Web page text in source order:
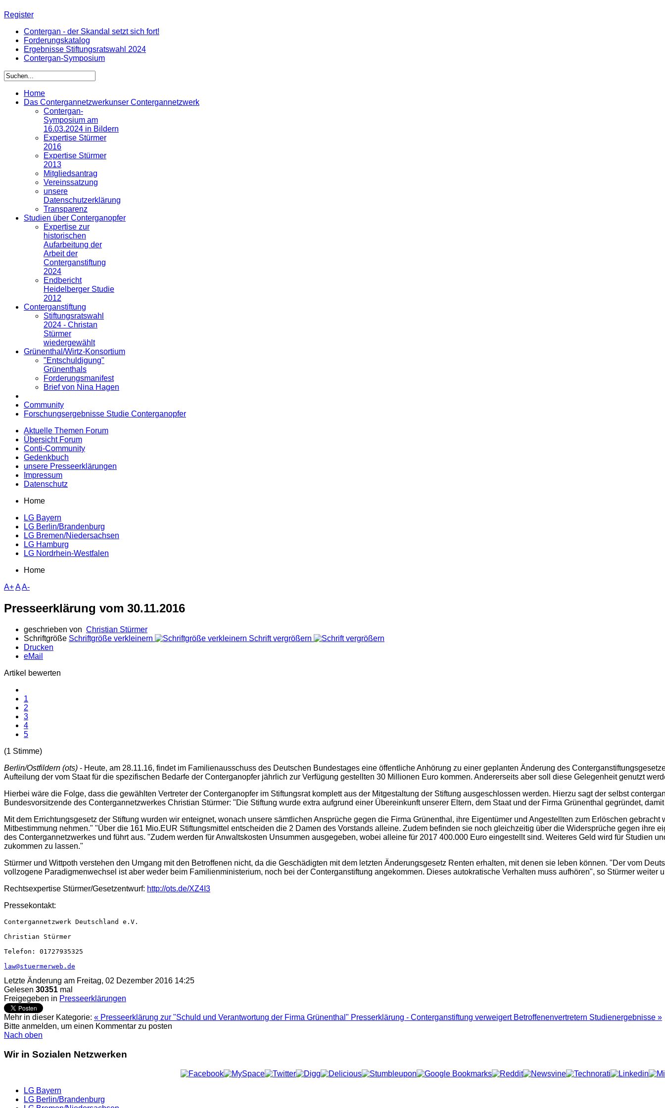
Register
Contergan - der Skandal setzt sich fort!
Forderungskatalog
Ergebnisse Stiftungsratswahl 2024
Contergan-Symposium
Home
Das Contergannetzwerkunser Contergannetzwerk
Contergan-
Symposium am
16.03.2024 in Bildern
Expertise Stürmer
2016
Expertise Stürmer
2013
Mitgliedsantrag
Vereinssatzung
unsere
Datenschutzerklärung
Transparenz
Studien über Conterganopfer
Expertise zur
historischen
Aufarbeitung der
Arbeit der
Conterganstiftung
2024
Endbericht
Heidelberger Studie
2012
Conterganstiftung
Stiftungsratswahl
2024 - Christan
Stürmer
wiedergewählt
Grünenthal/Wirtz-Konsortium
"Entschuldigung"
Grünenthals
Forderungsmanifest
Brief von Nina Hagen
Community
Forschungsergebnisse Studie Conterganopfer
Aktuelle Themen Forum
Übersicht Forum
Conti-Community
Gedenkbuch
unsere Presseerklärungen
Impressum
Datenschutz
Home
LG Bayern
LG Berlin/Brandenburg
LG Bremen/Niedersachsen
LG Hamburg
LG Nordrhein-Westfalen
Home
A+AA-
Presseerklärung vom 30.11.2016
geschrieben von Christian Stürmer
Schriftgröße Schriftgröße verkleinern
Schrift vergrößern
Drucken
eMail
Artikel bewerten
1
2
3
4
5
(1 Stimme)
Berlin/Ostfildern (ots) - Heute, am 28.11.16, findet im Familienausschuss des Deutschen Bundestages eine öffentliche Anhörung zu einer geplanten Änderung des
Aufteilung der vom Staat für die spezifischen Bedarfe der Conterganopfer jährlich zur Verfügung gestellten 30 Millionen Euro kommen. Andererseits aber soll diese Gelegenheit genutzt
Hierbei wäre die Folge, dass die gewählten Vertreter der Conterganopfer im Stiftungsrat komplett aus der Mitgestaltung der Stiftung ausgeschlossen werden. Hierzu sagt der selbst
Bundesvorsitzende des Contergannetzwerkes Christian Stürmer: "Die Stiftung wurde extra aufgrund einer Übereinkunft unserer Eltern, dem Staat und der Firma Grünenthal gegründet,
Mit dem Errichtungsgesetz der Stiftung wurden wir enteignet, wonach unsere sämtlichen Ansprüche gegen die Firma Grünenthal, ihre Eigentümer und Angestellten zum Erlöschen
Mitbestimmung nehmen." "Über die 161 Mio.EUR Stiftungsmittel entscheiden die 2 Damen des Vorstands alleine. Zudem befinden sie noch gleichzeitig über die Widersprüche gegen ihre
des Contergannetzwerkes und führt aus. "Zudem werden für Anwaltskosten Unsummen ausgegeben, wobei alleine für 2017 400.000 Euro eingestellt sind. Weiteres Geld wird für Studien
zukommen zu lassen."
Stürmer und Wittpoth verstehen den Umgang mit den Betroffenen nicht, da die Geschädigten mit dem letzten Änderungsgesetz Renten erhalten, mit denen sie leben können. "Der vom
vollzogene Paradigmenwechsel ist aber weder beim Familienministerium, noch bei der Conterganstiftung angekommen. Dieses autokratische Verhalten muss aufhören", so Stürmer weiter
Rechtsexpertise Stürmer/Gesetzentwurf: http://ots.de/XZ4I3
Pressekontakt:
Contergannetzwerk Deutschland e.V.
Christian Stürmer
Telefon: 01727935325
law@stuermerweb.de
Letzte Änderung am Freitag, 02 Dezember 2016 14:25
Gelesen 30351 mal
Freigegeben in Presseerklärungen
Mehr in dieser Kategorie: « Presseerklärung zur "Schuld und Verantwortung der Firma Grünenthal" Presserklärung - Conterganstiftung verweigert Betroffenenvertretern Studienergebnisse »
Bitte anmelden, um einen Kommentar zu posten
Nach oben
Wir in Sozialen Netzwerken
LG Bayern
LG Berlin/Brandenburg